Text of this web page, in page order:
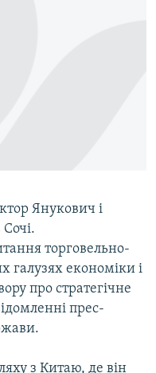
Янукович і
торговельно-
галузях економіки і
про стратегічне
прес-
з Китаю, де він